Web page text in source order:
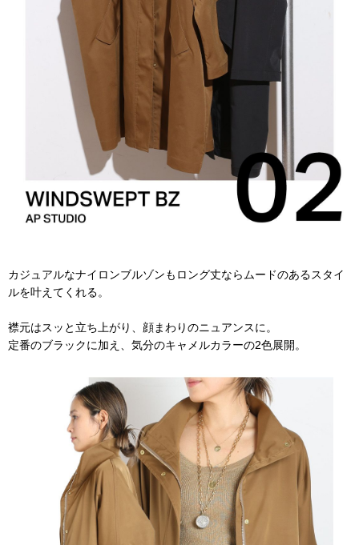
カジュアルなナイロンブルゾンもロング丈ならムードのあるスタイ
ルを叶えてくれる。
襟元はスッと立ち上がり、顔まわりのニュアンスに。
定番のブラックに加え、気分のキャメルカラーの2色展開。